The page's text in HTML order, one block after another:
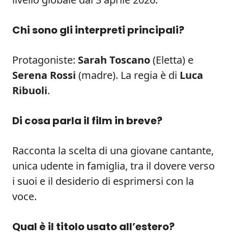
Chi sono gli interpreti principali?
Protagoniste: Sarah Toscano(Eletta) e
Serena Rossi (madre). La regia è di Luca
Ribuoli.
Di cosa parla il film in breve?
Racconta la scelta di una giovane cantante,
unica udente in famiglia, tra il dovere verso
i suoi e il desiderio di esprimersi con la
voce.
Qual è il titolo usato all’estero?